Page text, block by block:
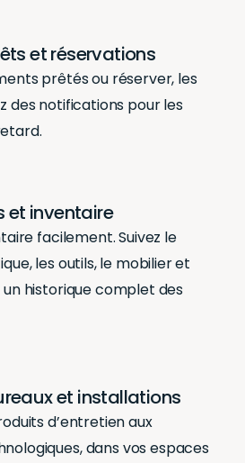
et réservations
prêtés ou réserver, les
des notifications pour les
et inventaire
facilement. Suivez le
les outils, le mobilier et
historique complet des
et installations
d’entretien aux
dans vos espaces